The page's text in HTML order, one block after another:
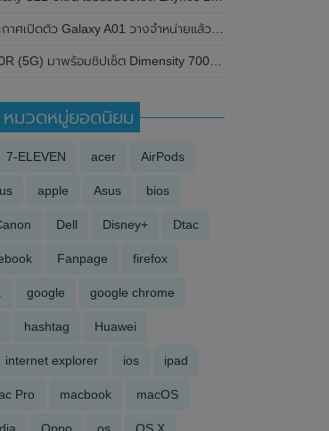
A01 วางจำหน่ายแล้วในเวียดนาม พร้อมชิปเซต Snapdragon 439
อมชิปเซ็ต Dimensity 700 SoC , กล้องหลัก 50MP และแบตเตอรี่ 5,000 mAh
หมวดหมู่ยอดนิยม
7-ELEVEN acer AirPods
apple Asus bios
Dell Disney+ Dtac
Fanpage firefox
google google chrome
hashtag Huawei
internet explorer ios ipad
Pro macbook macOS